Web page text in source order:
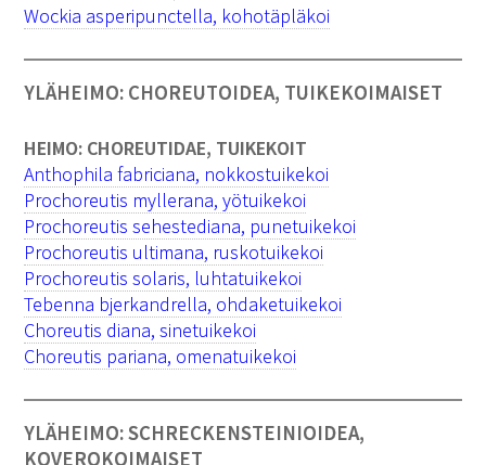
Wockia asperipunctella, kohotäpläkoi
YLÄHEIMO: CHOREUTOIDEA, TUIKEKOIMAISET
HEIMO: CHOREUTIDAE, TUIKEKOIT
Anthophila fabriciana, nokkostuikekoi
Prochoreutis myllerana, yötuikekoi
Prochoreutis sehestediana, punetuikekoi
Prochoreutis ultimana, ruskotuikekoi
Prochoreutis solaris, luhtatuikekoi
Tebenna bjerkandrella, ohdaketuikekoi
Choreutis diana, sinetuikekoi
Choreutis pariana, omenatuikekoi
YLÄHEIMO: SCHRECKENSTEINIOIDEA,
KOVEROKOIMAISET